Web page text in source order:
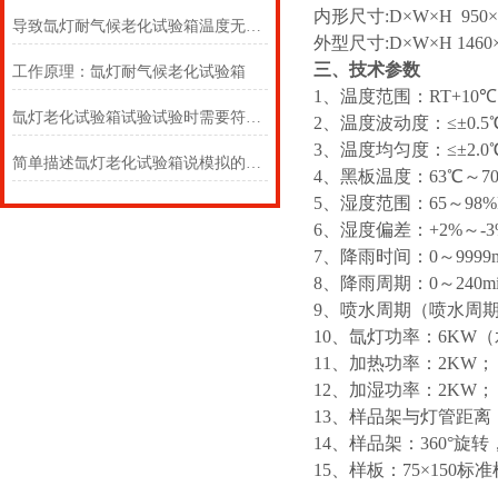
导致氙灯耐气候老化试验箱温度无法恒定的原因
工作原理：氙灯耐气候老化试验箱
氙灯老化试验箱试验试验时需要符合哪些条件？
简单描述氙灯老化试验箱说模拟的环境及适用范围
内形尺寸:D×W×H
外型尺寸:D×W×H
三、技术参数
1、温度范围：
2、温度波动度：
3、温度均匀度：
4、黑板温度：63℃～
5、湿度范围：65～
6、湿度偏差：+2%～-
7、降雨时间：0～
8、降雨周期：0～
9、喷水周期（喷水周
10、氙灯功率：6KW
11、加热功率：2KW；
12、加湿功率：2KW；
13、样品架与灯管距离
14、样品架：360°旋转
15、样板：75×150标